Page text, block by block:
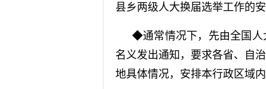
县乡两级人大换届选举工作的安
◆通常情况下，先由全国人
名义发出通知，要求各省、自
地具体情况，安排本行政区域